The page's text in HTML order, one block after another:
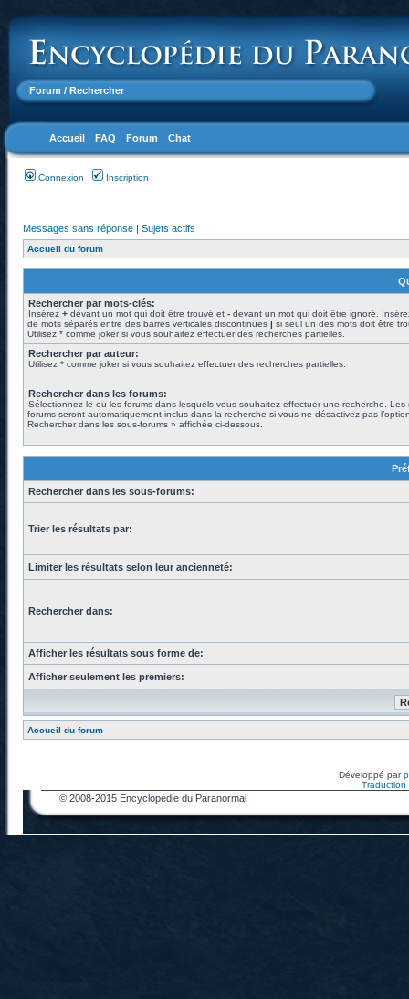
Forum / Rechercher
Accueil FAQ Forum Chat
Connexion Inscription
Messages sans réponse | Sujets actifs
Accueil du forum
Rechercher par mots-clés:
Insérez + devant un mot qui doit être trouvé et - devant un mot qui doit être ignoré.
de mots séparés entre des barres verticales discontinues | si seul un des mots doit être
Utilisez * comme joker si vous souhaitez effectuer des recherches partielles.
Rechercher par auteur:
Utilisez * comme joker si vous souhaitez effectuer des recherches partielles.
Rechercher dans les forums:
Sélectionnez le ou les forums dans lesquels vous souhaitez effectuer une recherche. Les
forums seront automatiquement inclus dans la recherche si vous ne désactivez pas
Rechercher dans les sous-forums » affichée ci-dessous.
Rechercher dans les sous-forums:
Trier les résultats par:
Limiter les résultats selon leur ancienneté:
Rechercher dans:
Afficher les résultats sous forme de:
Afficher seulement les premiers:
Accueil du forum
Développé par
Traduction
© 2008-2015 Encyclopédie du Paranormal